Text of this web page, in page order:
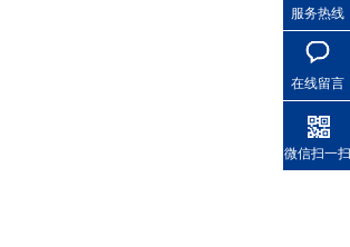
服务热线
在线留言
微信扫一扫